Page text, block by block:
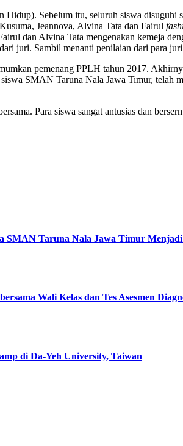
Sebelum itu, seluruh siswa
Jeannova, Alvina Tata dan Fairul
dan Alvina Tata mengenakan kemeja
juri. Sambil menanti penilaian dari para
pemenang PPLH tahun 2017.
SMAN Taruna Nala Jawa Timur,
Para siswa sangat antusias dan
Taruna Nala Jawa Timur
Wali Kelas dan Tes Asesmen
di Da-Yeh University, Taiwan